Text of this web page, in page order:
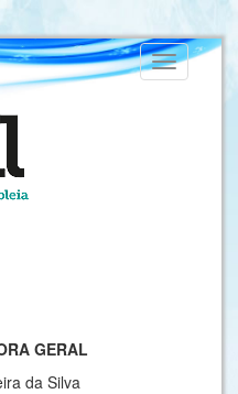
Toggle
navigation
GERAL
da Silva